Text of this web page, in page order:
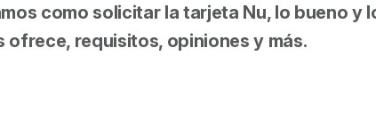
como solicitar la tarjeta Nu, lo bueno y
ofrece, requisitos, opiniones y más.